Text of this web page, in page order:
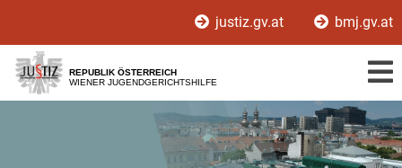
[1]
[2]
justiz.gv.at bmj.gv.at
REPUBLIK ÖSTERREICH
WIENER JUGENDGERICHTSHILFE